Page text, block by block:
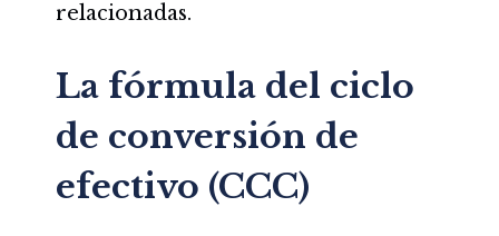
relacionadas.
La fórmula del ciclo
de conversión de
efectivo (CCC)